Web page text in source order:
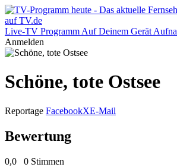
Live-TV Programm Auf Deinem Gerät
Anmelden
Schöne, tote Ostsee
Reportage FacebookXE-Mail
Bewertung
0,0 0 Stimmen